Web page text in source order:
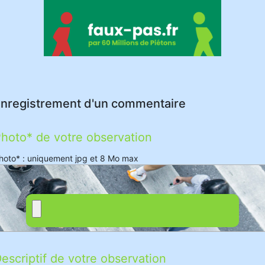
d'un commentaire
de votre observation
: uniquement jpg et 8 Mo max
de votre observation